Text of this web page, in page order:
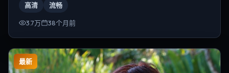
高清 流畅
3.7万 38个月前
最新